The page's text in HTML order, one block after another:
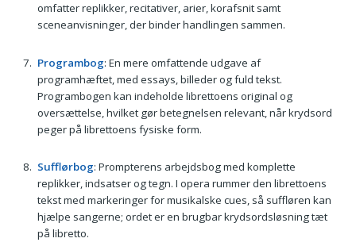
omfatter replikker, recitativer, arier, korafsnit samt
sceneanvisninger, der binder handlingen sammen.
Programbog: En mere omfattende udgave af
programhæftet, med essays, billeder og fuld tekst.
Programbogen kan indeholde librettoens original og
oversættelse, hvilket gør betegnelsen relevant, når krydsord
peger på librettoens fysiske form.
Sufflørbog: Prompterens arbejdsbog med komplette
replikker, indsatser og tegn. I opera rummer den librettoens
tekst med markeringer for musikalske cues, så suffløren kan
hjælpe sangerne; ordet er en brugbar krydsordsløsning tæt
på libretto.